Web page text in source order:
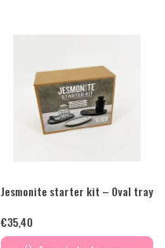
Jesmonite starter kit – Oval tray
€35,40